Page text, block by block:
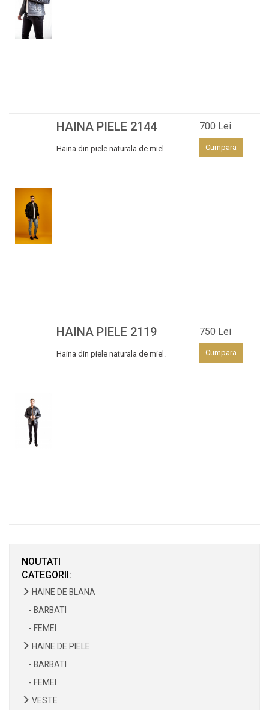
HAINA PIELE 2144
Haina din piele naturala de miel.
700 Lei
Cumpara
HAINA PIELE 2119
Haina din piele naturala de miel.
750 Lei
Cumpara
NOUTATI
CATEGORII:
HAINE DE BLANA
- BARBATI
- FEMEI
HAINE DE PIELE
- BARBATI
- FEMEI
VESTE